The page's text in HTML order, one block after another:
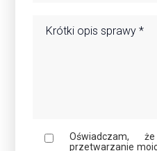
Oświadczam,
przetwarzanie